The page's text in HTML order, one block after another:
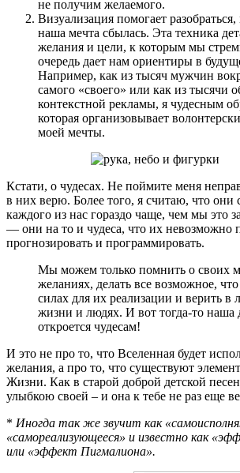
не получим желаемого.
Визуализация помогает
наша мечта сбылась. Эта техника
желания и цели, к которым мы
очередь дает нам ориентиры в
Например, как из тысяч мужчин
самого «своего» или как из тысячи
контекстной рекламы, я чудесным
которая организовывает
моей мечты.
Кстати, о чудесах. Не поймите меня
в них верю. Более того, я считаю, что они
каждого из нас гораздо чаще, чем мы это
— они на то и чудеса, что их невозможно
прогнозировать и программировать.
Мы можем только помнить о своих
желаниях, делать все возможное,
силах для их реализации и верить в
жизни и людях. И вот тогда-то наша
откроется чудесам!
И это не про то, что Вселенная будет
желания, а про то, что существуют
Жизни. Как в старой доброй детской
улыбкою своей – и она к тебе не раз еще
* Иногда так же звучит как
«самореализующееся» и известно как
или «эффект Пигмалиона».